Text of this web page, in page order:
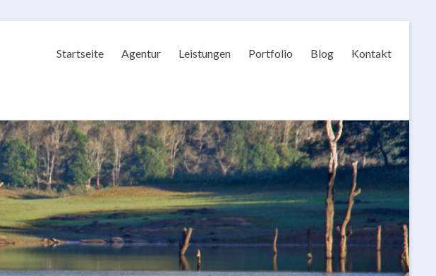
Startseite Agentur Leistungen Portfolio Blog Kontakt